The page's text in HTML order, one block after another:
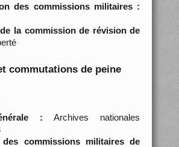
des commissions militaires :
la commission de révision de
commutations de peine
: Archives nationales
des commissions militaires de